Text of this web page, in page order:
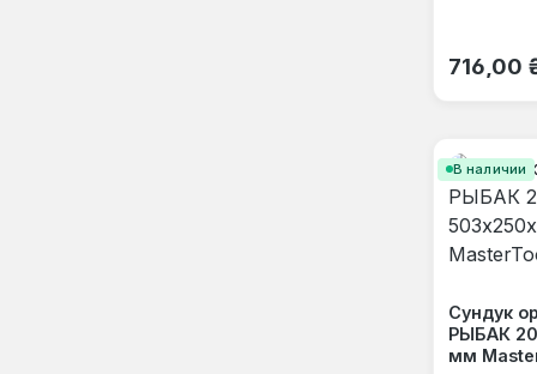
Обычная
716,00
В наличии
Сундук
РЫБАК
мм